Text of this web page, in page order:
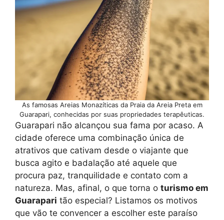
As famosas Areias Monazíticas da Praia da Areia Preta em
Guarapari, conhecidas por suas propriedades terapêuticas.
Guarapari não alcançou sua fama por acaso. A
cidade oferece uma combinação única de
atrativos que cativam desde o viajante que
busca agito e badalação até aquele que
procura paz, tranquilidade e contato com a
natureza. Mas, afinal, o que torna o turismo em
Guarapari tão especial? Listamos os motivos
que vão te convencer a escolher este paraíso